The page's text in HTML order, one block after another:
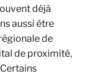
déjà
aussi être
de
de proximité,